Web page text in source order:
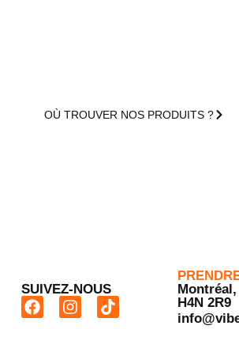
OÙ TROUVER NOS PRODUITS ?
SUIVEZ-NOUS
H4N 2R9